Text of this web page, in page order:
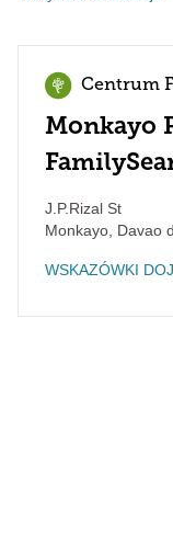
Centrum
Monkayo
J.P.Rizal St
Monkayo Davao
WSKAZÓWKI